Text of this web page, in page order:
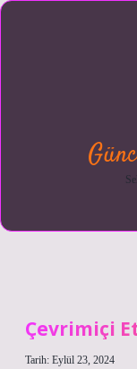
Çevrimiçi
Tarih: Eylül 23, 2024